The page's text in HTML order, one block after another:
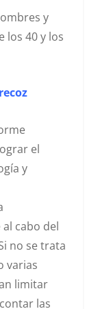
y
los 40 y los
el
y
cabo del
no se trata
varias
limitar
las